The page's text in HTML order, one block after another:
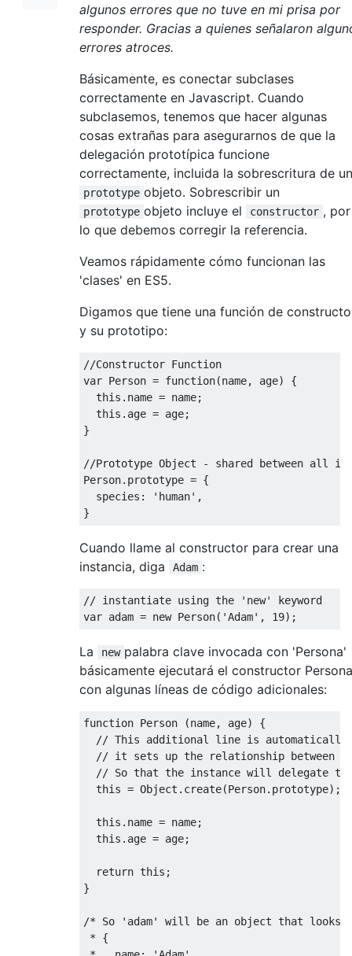
algunos errores que no tuve en mi prisa por
responder. Gracias a quienes señalaron
errores atroces.
Básicamente, es conectar subclases
correctamente en Javascript. Cuando
subclasemos, tenemos que hacer algunas
cosas extrañas para asegurarnos de que la
delegación prototípica funcione
correctamente, incluida la sobrescritura de un
prototype objeto. Sobrescribir un
prototype objeto incluye el constructor , por
lo que debemos corregir la referencia.
Veamos rápidamente cómo funcionan las
'clases' en ES5.
Digamos que tiene una función de
y su prototipo:
//Constructor Function
var Person = function(name, age)
{
this . name = name;
this . age = age;
}
//Prototype Object - shared between all
Person. prototype = {
  species
: 'human' ,
}
Cuando llame al constructor para crear una
instancia, diga
Adam :
// instantiate using the 'new' keyword
var adam = new Person( 'Adam' , 19);
La new palabra clave invocada con 'Persona'
básicamente ejecutará el constructor Persona
con algunas líneas de código adicionales:
function Person (name, age)
{
// This additional line is automatically
// it sets up the relationship between
// So that the instance will delegate to
this = Object . create(Person. prototype);
this . name = name;
this . age = age;
return this ;
}
/* So 'adam' will be an object that
* {